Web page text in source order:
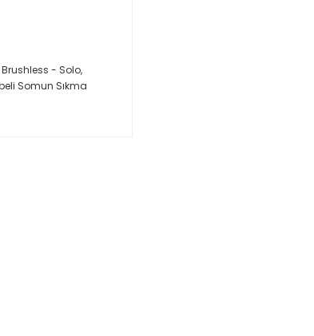
Brushless - Solo,
Somun Sıkma